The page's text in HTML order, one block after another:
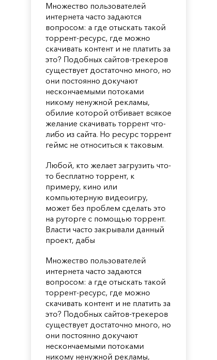
Множество пользователей
интернета часто задаются
вопросом: а где отыскать такой
торрент-ресурс, где можно
скачивать контент и не платить за
это? Подобных сайтов-трекеров
существует достаточно много, но
они постоянно докучают
нескончаемыми потоками
никому ненужной рекламы,
обилие которой отбивает всякое
желание скачивать торрент что-
либо из сайта. Но ресурс торрент
геймс не относиться к таковым.
Любой, кто желает загрузить что-
то бесплатно торрент, к
примеру, кино или
компьютерную видеоигру,
может без проблем сделать это
на руторге с помощью торрент.
Власти часто закрывали данный
проект, дабы
Множество пользователей
интернета часто задаются
вопросом: а где отыскать такой
торрент-ресурс, где можно
скачивать контент и не платить за
это? Подобных сайтов-трекеров
существует достаточно много, но
они постоянно докучают
нескончаемыми потоками
никому ненужной рекламы,